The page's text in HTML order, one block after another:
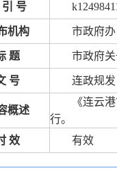
引 号
机构 市政府办
题 市政府
号 连政规发
概述
《连云
行。
效
有效